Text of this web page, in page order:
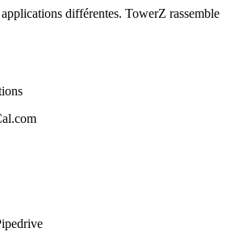
différentes. TowerZ rassemble